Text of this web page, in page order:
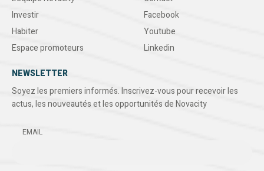
Investir
Habiter
Espace promoteurs
Facebook
Youtube
Linkedin
NEWSLETTER
Soyez les premiers informés. Inscrivez-vous pour recevoir les
actus, les nouveautés et les opportunités de Novacity
EMAIL